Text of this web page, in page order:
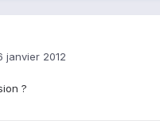
janvier 2012
?